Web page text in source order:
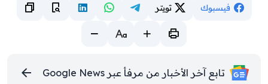
فيسبوك تويتر
تابع آخر الأخبار من مرفأ عبر Google News